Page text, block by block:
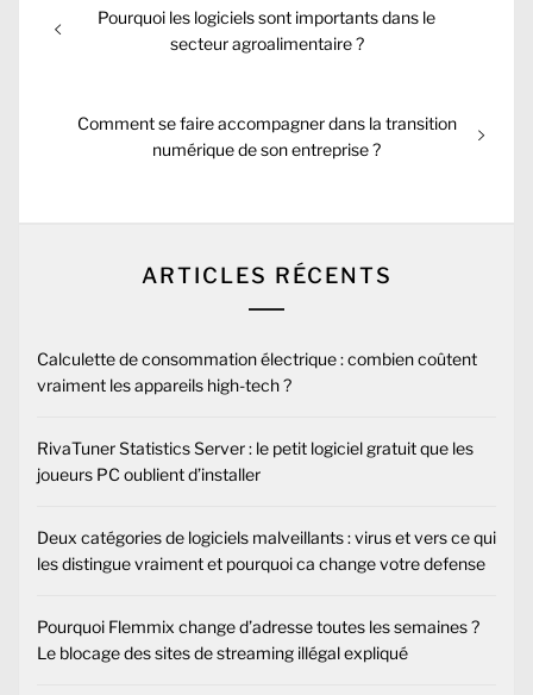
de
Previous
Pourquoi les logiciels sont importants dans le
secteur agroalimentaire ?
Next
Comment se faire accompagner dans la transition
numérique de son entreprise ?
ARTICLES RÉCENTS
Calculette de consommation électrique : combien coûtent
vraiment les appareils high-tech ?
RivaTuner Statistics Server : le petit logiciel gratuit que les
joueurs PC oublient d’installer
Deux catégories de logiciels malveillants : virus et vers ce qui
les distingue vraiment et pourquoi ca change votre defense
Pourquoi Flemmix change d’adresse toutes les semaines ?
Le blocage des sites de streaming illégal expliqué